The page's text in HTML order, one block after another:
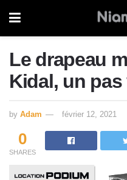
Le drapeau
Kidal, un
by Adam février 12, 2021
0
SHARES